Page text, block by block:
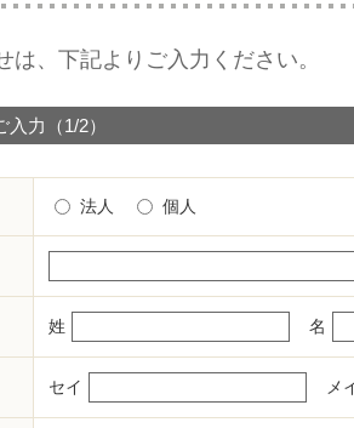
、下記よりご入力ください。